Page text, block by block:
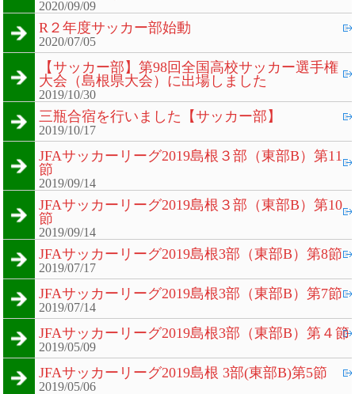
2020/09/09
R２年度サッカー部始動
2020/07/05
【サッカー部】第98回全国高校サッカー選手権
大会（島根県大会）に出場しました
2019/10/30
三瓶合宿を行いました【サッカー部】
2019/10/17
JFAサッカーリーグ2019島根３部（東部B）第11
節
2019/09/14
JFAサッカーリーグ2019島根３部（東部B）第10
節
2019/09/14
JFAサッカーリーグ2019島根3部（東部B）第8節
2019/07/17
JFAサッカーリーグ2019島根3部（東部B）第7節
2019/07/14
JFAサッカーリーグ2019島根3部（東部B）第４節
2019/05/09
JFAサッカーリーグ2019島根 3部(東部B)第5節
2019/05/06